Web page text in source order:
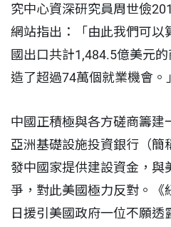
究中心資深研究員周世儉
網站指出：「由此我們可以
國出口共計1,484.5億美元
造了超過74萬個就業機會。」
中國正積極與各方磋商籌建
亞洲基礎設施投資銀行（簡
發中國家提供建設資金，與
爭，對此美國極力反對。《
日援引美國政府一位不願透